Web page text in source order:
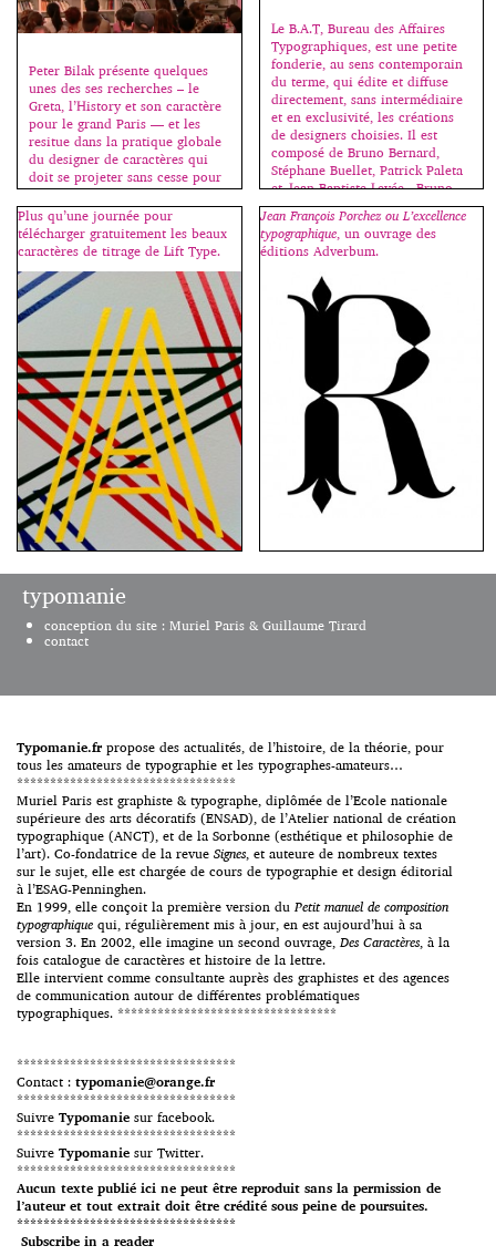
communication basée sur des
principes radicalement
nouveaux. Après la
l’exploration progressive. Les
images et les textes dadas
montrent […]
Peter Bilak présente quelques
unes des ses recherches – le
Greta, l’History et son caractère
pour le grand Paris — et les
resitue dans la pratique globale
du designer de caractères qui
doit se projeter sans cesse pour
imaginer ce que d’autres feront
de ses créations dans les
décennies à venir. Il aborde
simplement des notions pointues
permettant ainsi […]
Le B.A.T, Bureau des Affaires
Typographiques, est une petite
fonderie, au sens contemporain
du terme, qui édite et diffuse
directement, sans intermédiaire
et en exclusivité, les créations
de designers choisies. Il est
composé de Bruno Bernard,
Stéphane Buellet, Patrick Paleta
et Jean-Baptiste Levée, Bruno
Bernard – Patrick Paleta et Jean-
Baptiste Levée étant diplômés de
l’atelier de création
typographique de l’école […]
Plus qu’une journée pour
télécharger gratuitement les beaux
caractères de titrage de Lift Type.
Ils sont mystérieux les Lift
Type… impossible de trouver les
noms de ceux qui forment ce
(sur une période ou une
eux ! http://lift-type.fr/
http://lift-type.tumblr.com/
Jean François Porchez ou L’excellence
typographique, un ouvrage des
éditions Adverbum.
Lorsque je l’ai rencontré aux
environs de 1990, Jean François
graphiste à l’Atelier national de
celui-ci à y passer une ou deux
confortable : regarder, […]
typomanie
conception du site : Muriel Paris & Guillaume Tirard
contact
Typomanie.fr propose des actualités, de l’histoire, de la théorie, pour
tous les amateurs de typographie et les typographes-amateurs…
*********************************
Muriel Paris est graphiste & typographe, diplômée de l’Ecole nationale
supérieure des arts décoratifs (ENSAD), de l’Atelier national de création
typographique (ANCT), et de la Sorbonne (esthétique et philosophie de
l’art). Co-fondatrice de la revue Signes, et auteure de nombreux textes
sur le sujet, elle est chargée de cours de typographie et design éditorial
à l’ESAG-Penninghen.
En 1999, elle conçoit la première version duPetit manuel de composition
typographique qui, régulièrement mis à jour, en est aujourd’hui à sa
version 3. En 2002, elle imagine un second ouvrage, Des Caractères, à la
fois catalogue de caractères et histoire de la lettre.
Elle intervient comme consultante auprès des graphistes et des agences
de communication autour de différentes problématiques
typographiques. *********************************
*********************************
Contact : typomanie@orange.fr
*********************************
Suivre Typomanie sur facebook.
*********************************
Suivre Typomanie sur Twitter.
*********************************
Aucun texte publié ici ne peut être reproduit sans la permission de
l’auteur et tout extrait doit être crédité sous peine de poursuites.
*********************************
Subscribe in a reader